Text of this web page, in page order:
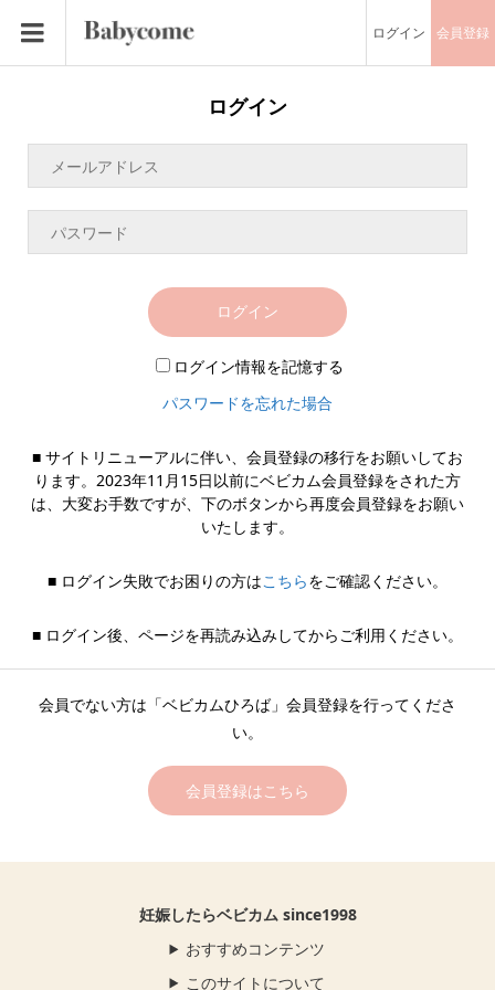
ログイン 会員登録
ログイン
ログイン
ログイン情報を記憶する
パスワードを忘れた場合
■ サイトリニューアルに伴い、会員登録の移行をお願いしてお
ります。2023年11月15日以前にベビカム会員登録をされた方
は、大変お手数ですが、下のボタンから再度会員登録をお願い
いたします。
■ ログイン失敗でお困りの方はこちらをご確認ください。
■ ログイン後、ページを再読み込みしてからご利用ください。
会員でない方は「ベビカムひろば」会員登録を行ってくださ
い。
会員登録はこちら
妊娠したらベビカム since1998
おすすめコンテンツ
このサイトについて